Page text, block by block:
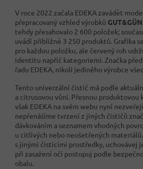
V roce 2022 začala EDEKA zavádět
přepracovaný vzhled výrobků
tehdy přesahovalo 2 600 položek;
uvádí přibližně 3 250 produktů. Grafika
pro každou položku, ale červený roh
identitu napříč kategoriemi. Značka
řadu EDEKA, nikoli jediného výrobce
Tento univerzální čistič má podle
a citrusovou vůni. Přesnou
však EDEKA na svém webu nyní
nepřenášíme tvrzení z jiných čističů
dávkováním a seznamem vhodných
u citlivých nebo neošetřených
s jinými čisticími prostředky, uchovávej
při zasažení očí postupuj podle
obalu.